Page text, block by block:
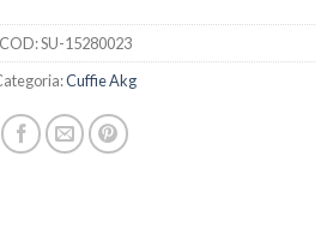
COD:SU-15280023
Cuffie Akg